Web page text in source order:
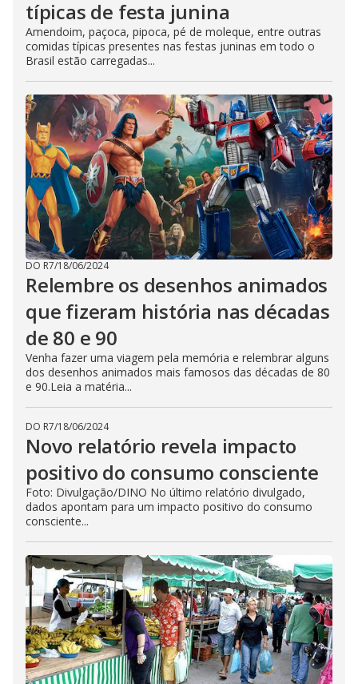
típicas de festa junina
Amendoim, paçoca, pipoca, pé de moleque, entre outras
comidas típicas presentes nas festas juninas em todo o
Brasil estão carregadas...
DO R7/18/06/2024
Relembre os desenhos animados
que fizeram história nas décadas
de 80 e 90
Venha fazer uma viagem pela memória e relembrar alguns
dos desenhos animados mais famosos das décadas de 80
e 90.Leia a matéria...
DO R7/18/06/2024
Novo relatório revela impacto
positivo do consumo consciente
Foto: Divulgação/DINO No último relatório divulgado,
dados apontam para um impacto positivo do consumo
consciente...